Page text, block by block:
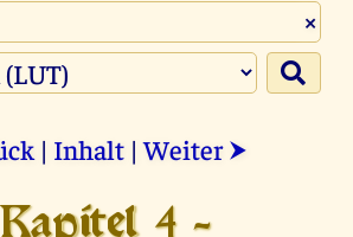
×
| Inhalt |Weiter ⮞
4 -